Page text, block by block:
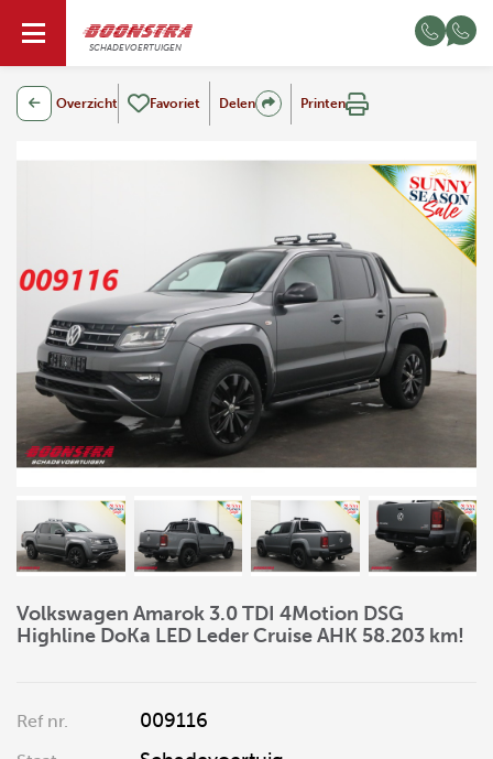
SCHADEVOERTUIGEN
NL
Overzicht Favoriet Delen Printen
Volkswagen Amarok 3.0 TDI 4Motion DSG
Highline DoKa LED Leder Cruise AHK 58.203 km!
Ref nr. 009116